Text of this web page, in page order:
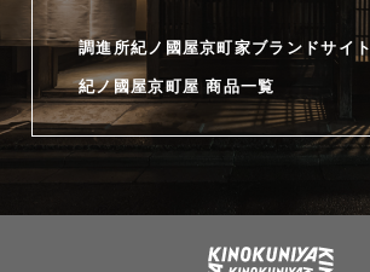
調進所紀ノ國屋京町家ブランドサイト
紀ノ國屋京町屋 商品一覧